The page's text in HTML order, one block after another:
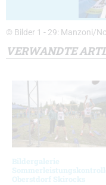
© Bilder 1 - 29: Manzoni/
VERWANDTE
Bildergalerie
Oberstdorf Skirocks